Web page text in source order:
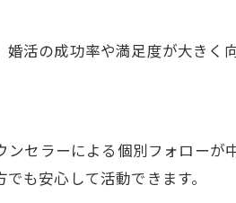
活の成功率や満足度が大きく向
セラーによる個別フォロー
も安心して活動できます。